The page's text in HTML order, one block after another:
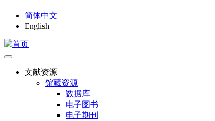
简体中文
English
文献资源
馆藏资源
数据库
电子图书
电子期刊